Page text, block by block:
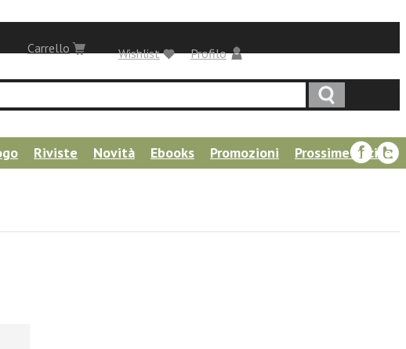
Carrello Profilo
Wishlist
Riviste Novità Ebooks Promozioni
Prossime uscite